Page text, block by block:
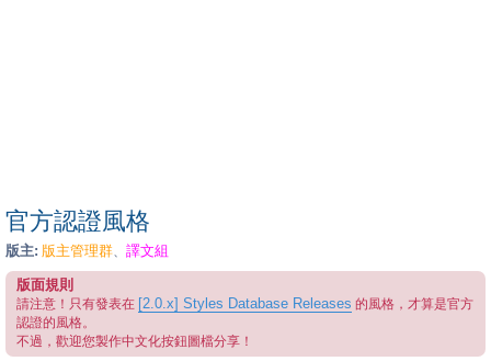
官方認證風格
版主: 版主管理群、 譯文組
版面規則
請注意！只有發表在 [2.0.x] Styles Database Releases 的風格，才算是官方
認證的風格。
不過，歡迎您製作中文化按鈕圖檔分享！